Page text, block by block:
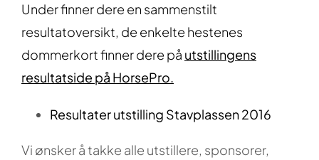
Under finner dere en sammenstilt
resultatoversikt, de enkelte hestenes
dommerkort finner dere på utstillingens
resultatside på HorsePro.
Resultater utstilling Stavplassen 2016
Vi ønsker å takke alle utstillere, sponsorer,